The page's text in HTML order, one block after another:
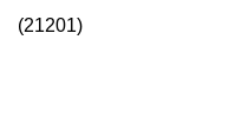
(21201)